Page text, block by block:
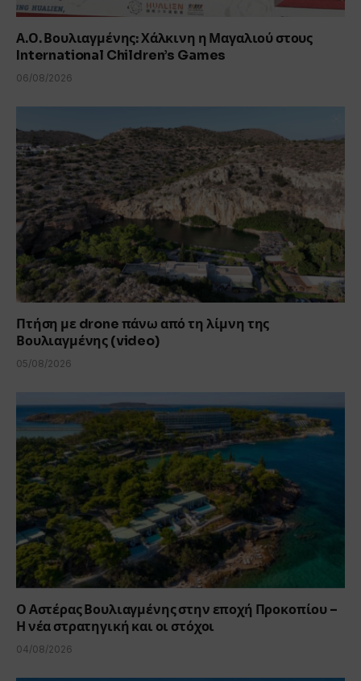
Α.Ο. Βουλιαγμένης: Χάλκινη η Μαγαλιού στους
International Children’s Games
06/08/2026
Πτήση με drone πάνω από τη λίμνη της
Βουλιαγμένης (video)
05/08/2026
Ο Αστέρας Βουλιαγμένης στην εποχή Προκοπίου –
Η νέα στρατηγική και οι στόχοι
04/08/2026